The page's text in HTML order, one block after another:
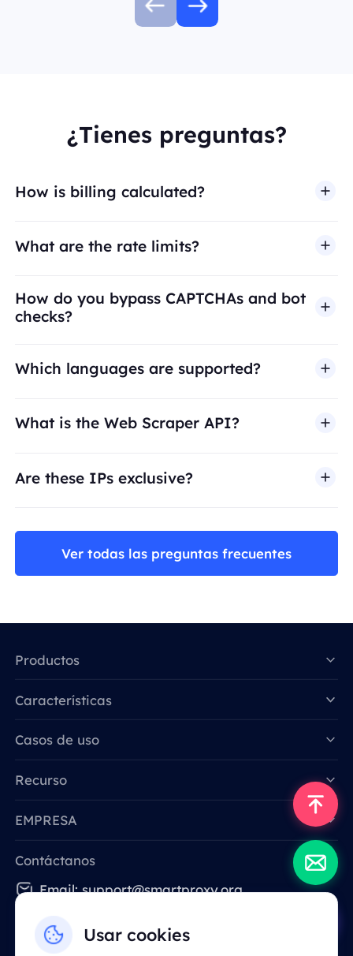
¿Tienes preguntas?
How is billing calculated?
What are the rate limits?
How do you bypass CAPTCHAs and bot
checks?
Which languages are supported?
What is the Web Scraper API?
Are these IPs exclusive?
Ver todas las preguntas frecuentes
Usar cookies
Productos
Características
Casos de uso
Recurso
EMPRESA
Contáctanos
Email: support@smartproxy.org